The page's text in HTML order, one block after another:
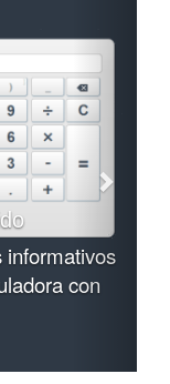
informativos
con